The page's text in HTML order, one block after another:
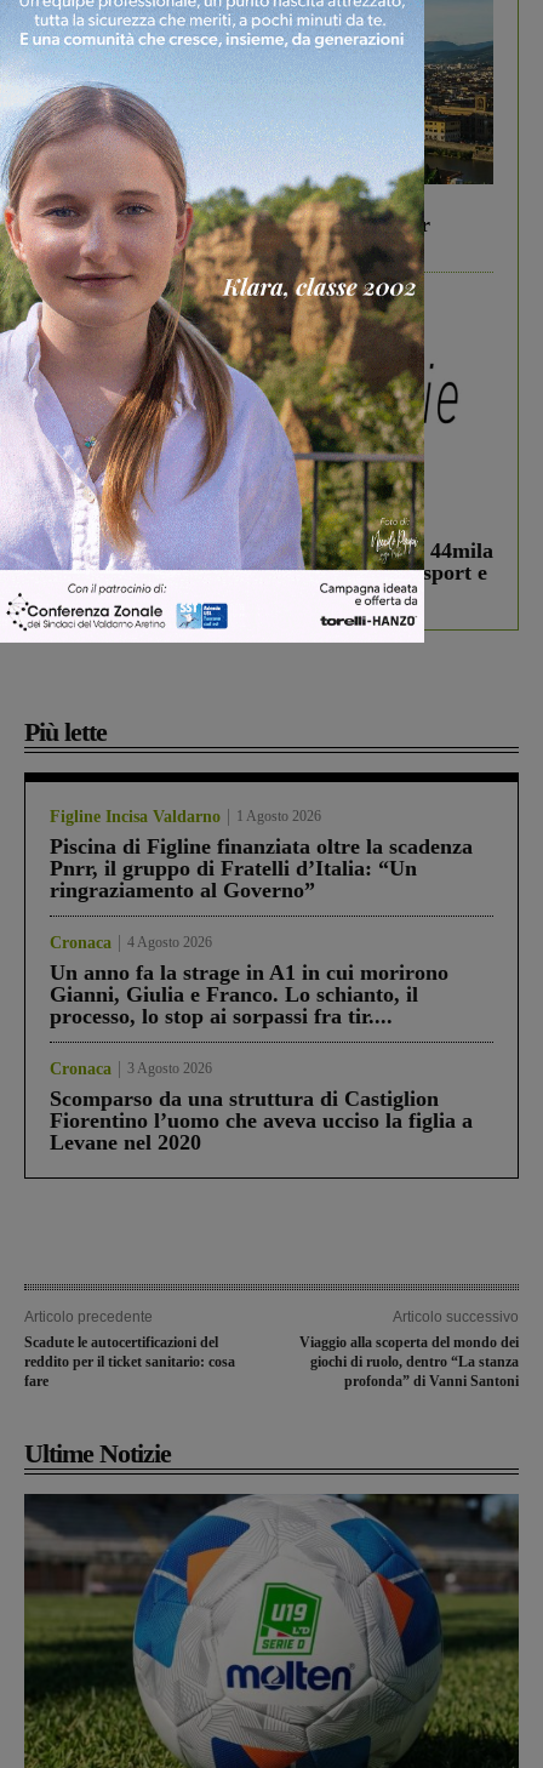
In vetrina 6 Agosto 2026
Gita di famiglia a Firenze: 5 idee per far
divertire i tuoi figli
In vetrina 3 Agosto 2026
Estra Notizie agosto: Smart Cities, oltre 44mila
studenti coinvolti, torna il bando per lo sport e
debutta il podcast Estrair
Più lette
Figline Incisa Valdarno 1 Agosto 2026
Piscina di Figline finanziata oltre la scadenza
Pnrr, il gruppo di Fratelli d’Italia: “Un
ringraziamento al Governo”
Cronaca 4 Agosto 2026
Un anno fa la strage in A1 in cui morirono
Gianni, Giulia e Franco. Lo schianto, il
processo, lo stop ai sorpassi fra tir....
Cronaca 3 Agosto 2026
Scomparso da una struttura di Castiglion
Fiorentino l’uomo che aveva ucciso la figlia a
Levane nel 2020
Articolo precedente
Scadute le autocertificazioni del
reddito per il ticket sanitario: cosa
fare
Articolo successivo
Viaggio alla scoperta del mondo dei
giochi di ruolo, dentro “La stanza
profonda” di Vanni Santoni
Ultime Notizie